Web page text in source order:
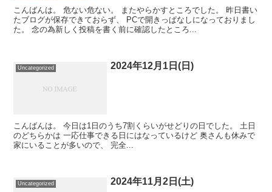
こんばんは。 危ない危ない。 またやらかすところでした。 昨日書い
たブログが保存できておらず、 PCで開きっぱなしになっておりまし
た。 念の為新しく投稿を書く前に確認したところ...
Uncategorized 2024年12月1日(日)
こんばんは。 今日は1日のうち7割くらいがせどりの日でした。 土日
のどちらかは 一応仕事できる日にはなっているけど 奥さんも休みで
家にいることが多いので、 完全...
Uncategorized 2024年11月2日(土)